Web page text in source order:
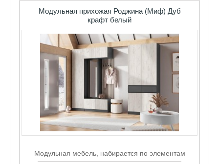
Модульная прихожая Роджина (Миф) Дуб
крафт белый
Модульная мебель, набирается по элементам